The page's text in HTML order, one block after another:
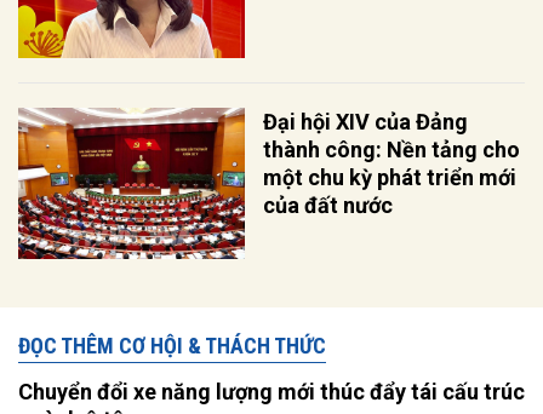
Đại hội XIV của Đảng
thành công: Nền tảng cho
một chu kỳ phát triển mới
của đất nước
ĐỌC THÊM CƠ HỘI & THÁCH THỨC
Chuyển đổi xe năng lượng mới thúc đẩy tái cấu trúc